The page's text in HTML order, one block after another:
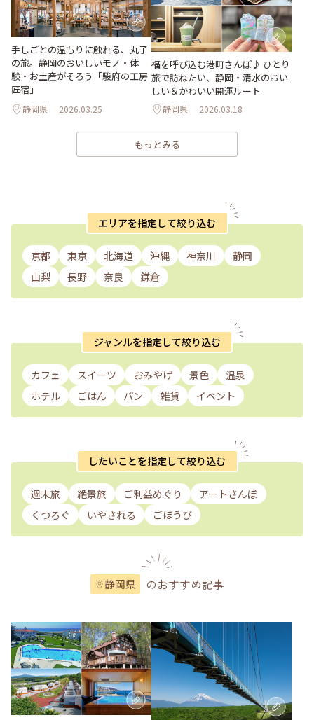
手しごとの温もりに触れる、丸子
の旅。静岡のおいしいモノ・体
験・お土産がそろう「駿府の工房
匠宿」
静岡県 2026.03.25
福を呼び込む港町さんぽ♪ ひとり
旅で訪ねたい、静岡・清水のおい
しい＆かわいい開運ルート
静岡県 2026.03.18
もっとみる
エリアを指定して絞り込む
京都 東京 北海道 沖縄 神奈川
静岡
山梨
長野 奈良 鎌倉
ジャンルを指定して絞り込む
カフェ スイーツ おみやげ 景色
温泉
ホテル
ごはん パン 雑貨 イベント
したいことを指定して絞り込む
週末旅 絶景旅 ご利益めぐり
アートさんぽ
くつろぐ
いやされる ごほうび
静岡県 のおすすめ記事